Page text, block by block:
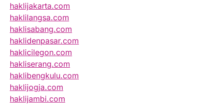
haklijakarta.com
haklilangsa.com
haklisabang.com
haklidenpasar.com
haklicilegon.com
hakliserang.com
haklibengkulu.com
haklijogja.com
haklijambi.com